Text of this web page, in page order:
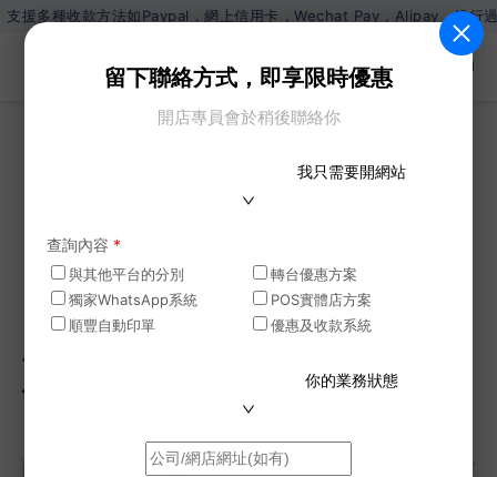
方法如Paypal，網上信用卡，Wechat Pay，Alipay，銀行過數。支援
ZH
留下聯絡方式，即享限時優惠
開店專員會於稍後聯絡你
我只需要開網站
查詢內容 *
與其他平台的分別
轉台優惠方案
獨家WhatsApp系統
POS實體店方案
順豐自動印單
優惠及收款系統
你的業務狀態
【SHOPAGE電商教室2026】新手網店店主需要了
解的3種個性化營銷策略
【SHOPAGE電商教室2026】
個性化營銷策略